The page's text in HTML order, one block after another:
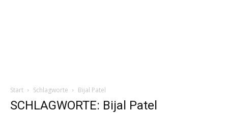
Start Schlagworte Bijal Patel
SCHLAGWORTE: Bijal Patel